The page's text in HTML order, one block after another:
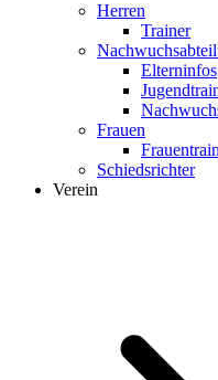
Herren
Trainer
Elterninfos
Frauen
Schiedsrichter
Verein